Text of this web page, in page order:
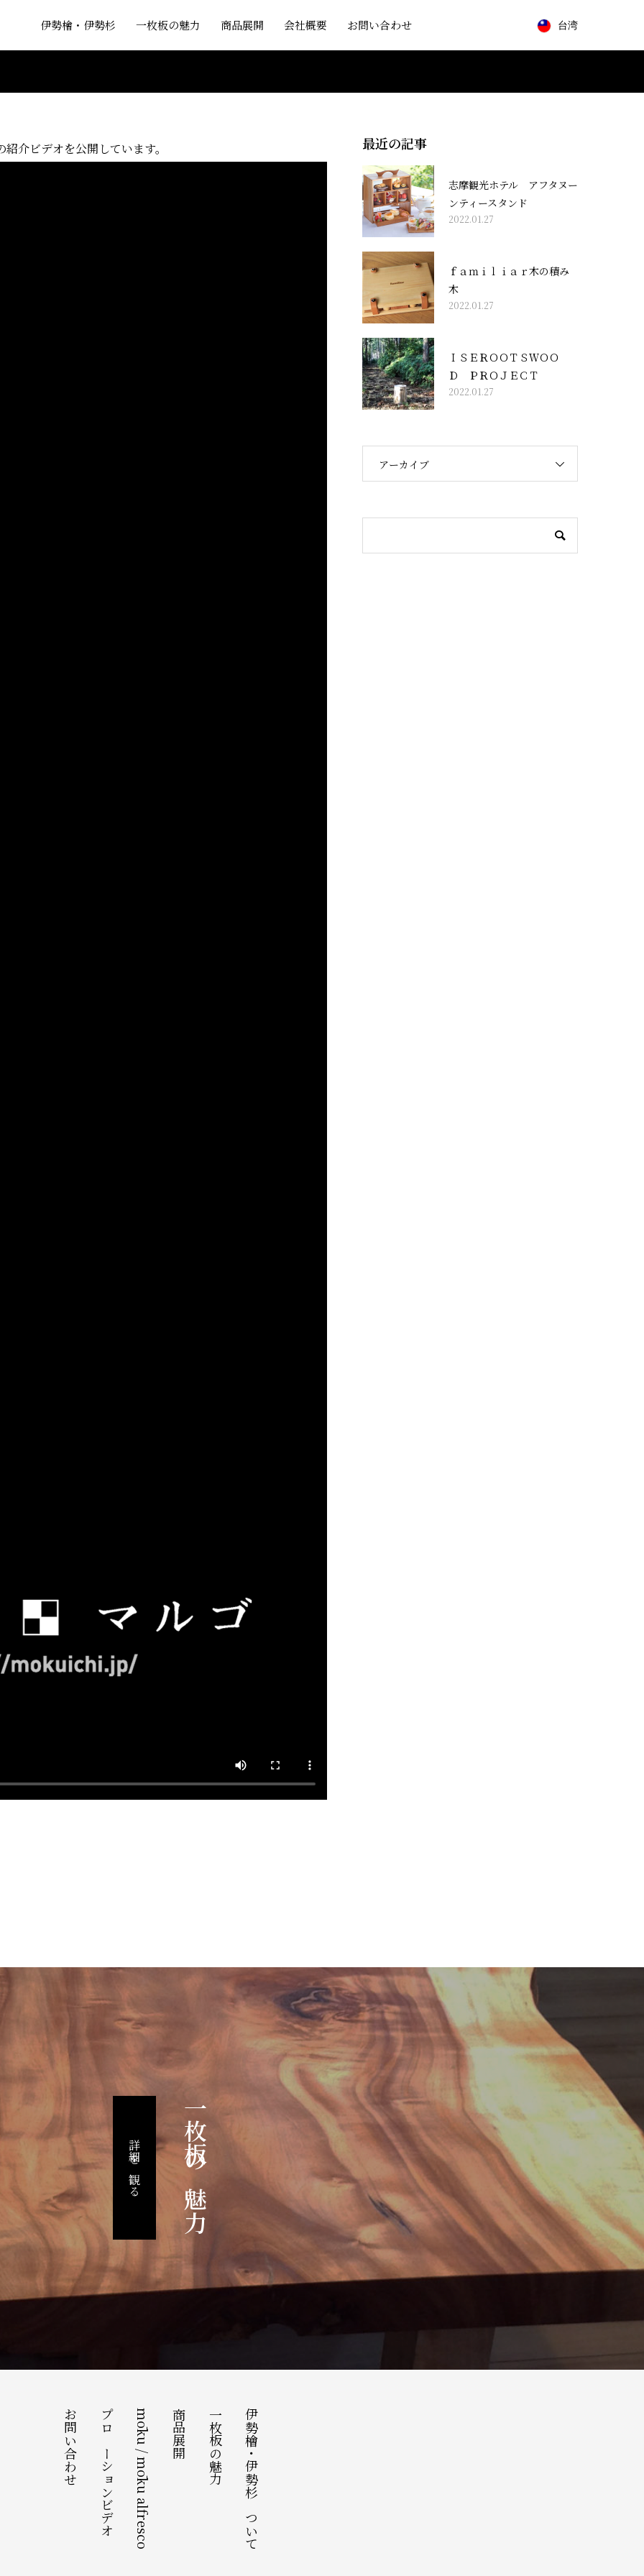
伊勢檜・伊勢杉 一枚板の魅力 商品展開 会社概要 お問い合わせ 台湾
介ビデオを公開しています。 最近の記事
志摩観光ホテル アフタヌー
ンティースタンド
2022.01.27
ｆａｍｉｌｉａｒ木の積み
木
2022.01.27
ＩＳＥＲＯＯＴＳＷＯＯ
Ｄ ＰＲＯＪＥＣＴ
2022.01.27
アーカイブ
一枚板の魅力
詳細を観る
伊勢檜・伊勢杉について
一枚板の魅力
商品展開
mōku / mōku alfresco
プロモーションビデオ
お問い合わせ